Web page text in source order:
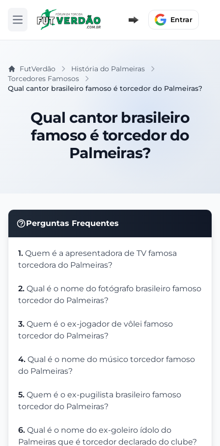
Abrir menu Entrar
FutVerdão
História do Palmeiras
Torcedores Famosos
Qual cantor brasileiro famoso é torcedor do Palmeiras?
Qual cantor brasileiro
famoso é torcedor do
Palmeiras?
Perguntas Frequentes
1. Quem é a apresentadora de TV famosa
torcedora do Palmeiras?
2. Qual é o nome do fotógrafo brasileiro famoso
torcedor do Palmeiras?
3. Quem é o ex-jogador de vôlei famoso
torcedor do Palmeiras?
4. Qual é o nome do músico torcedor famoso
do Palmeiras?
5. Quem é o ex-pugilista brasileiro famoso
torcedor do Palmeiras?
6. Qual é o nome do ex-goleiro ídolo do
Palmeiras que é torcedor declarado do clube?